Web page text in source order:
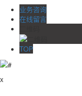
业务咨询
在线留言
TOP
x